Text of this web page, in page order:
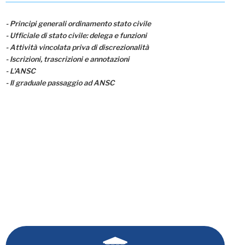
- Principi generali ordinamento stato civile
- Ufficiale di stato civile: delega e funzioni
- Attività vincolata priva di discrezionalità
- Iscrizioni, trascrizioni e annotazioni
- L'ANSC
- Il graduale passaggio ad ANSC